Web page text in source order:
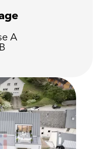
A
B